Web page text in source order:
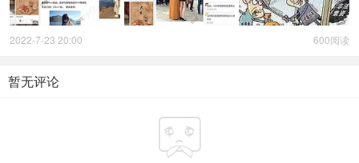
600阅读
2022-7-23 20:00
暂无评论
